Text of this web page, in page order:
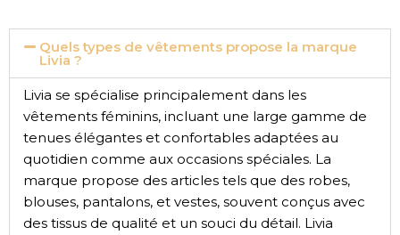
Quels types de vêtements propose la marque
Livia ?
Livia se spécialise principalement dans les
vêtements féminins, incluant une large gamme de
tenues élégantes et confortables adaptées au
quotidien comme aux occasions spéciales. La
marque propose des articles tels que des robes,
blouses, pantalons, et vestes, souvent conçus avec
des tissus de qualité et un souci du détail. Livia